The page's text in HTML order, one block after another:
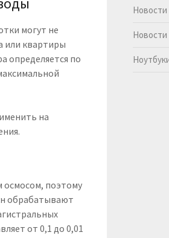
могут не
или квартиры
определяется по
на
осмосом, поэтому
обрабатывают
от 0,1 до 0,01
Новости